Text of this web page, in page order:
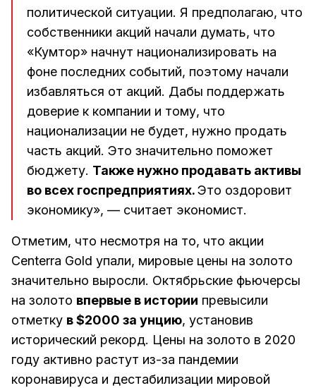
политической ситуации. Я предполагаю, что
собственники акций начали думать, что
«Кумтор» начнут национализировать на
фоне последних событий, поэтому начали
избавляться от акций. Дабы поддержать
доверие к компании и тому, что
национализации не будет, нужно продать
часть акций. Это значительно поможет
бюджету. Также нужно продавать активы
во всех госпредприятиях.Это оздоровит
экономику», — считает экономист.
Отметим, что несмотря на то, что акции
Centerra Gold упали, мировые цены на золото
значительно выросли. Октябрьские фьючерсы
на золото впервые в истории превысили
отметку в $2000 за унцию, установив
исторический рекорд. Цены на золото в 2020
году активно растут из-за пандемии
коронавируса и дестабилизации мировой